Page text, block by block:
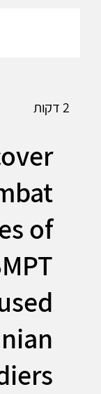
2 דקות
of